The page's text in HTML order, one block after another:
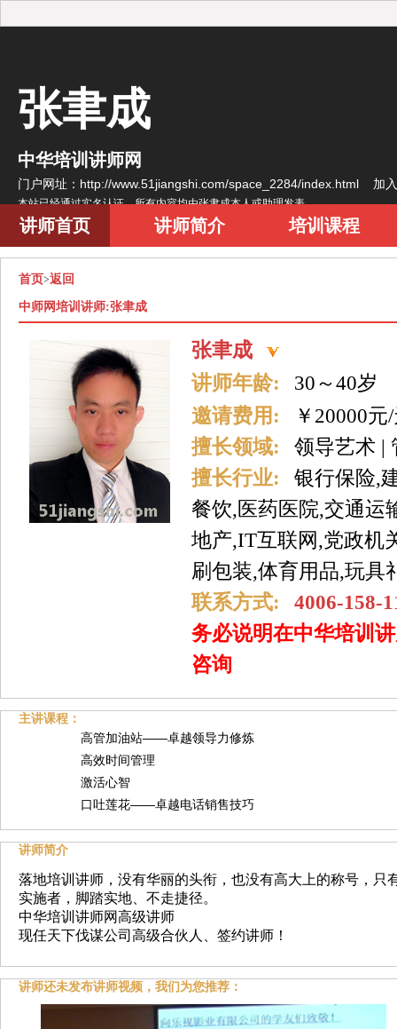
张聿成
中华培训讲师网
门户网址：http://www.51jiangshi.com/space_2284/index.html 加
本站已经通过实名认证，所有内容均由张聿成本人或助理发表
讲师首页 讲师简介 培训课程
首页>返回
中师网培训讲师:张聿成
张聿成
讲师年龄:
30～40岁
邀请费用:
￥20000
擅长领域:
领导艺术 |
擅长行业:
银行保险,
餐饮,医药医院,交通运
地产,IT互联网,党政机
刷包装,体育用品,玩具
联系方式:
4006-158-
务必说明在中华培训
咨询
主讲课程：
高管加油站——卓越领导力修炼
高效时间管理
激活心智
口吐莲花——卓越电话销售技巧
讲师简介
落地培训讲师 ， 没有华丽的头衔，也没有高大上的称号，只
实施者，脚踏实地、不走捷径。
中华培训讲师网高级讲师
现任天下伐谋公司高级合伙人、签约讲师！
讲师还未发布讲师视频，我们为您推荐：